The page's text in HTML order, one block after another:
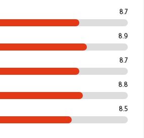
8.7
8.9
8.7
8.8
8.5